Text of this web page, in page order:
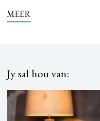
MEER
Jy sal hou van: